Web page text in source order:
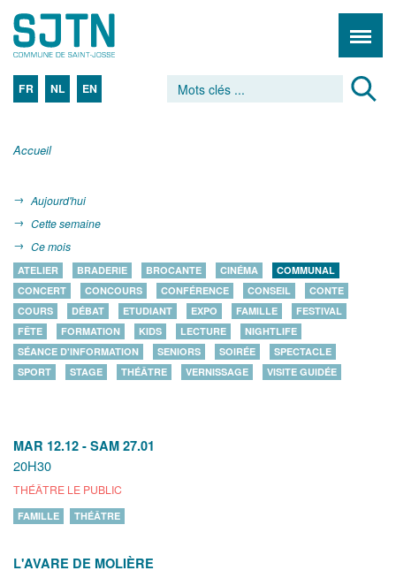
FR NL EN
Accueil
Aujourd'hui
Cette semaine
Ce mois
ATELIER BRADERIE BROCANTE CINÉMA
COMMUNAL
CONCERT
CONCOURS CONFÉRENCE CONSEIL
CONTE
COURS
DÉBAT ETUDIANT EXPO FAMILLE
FESTIVAL
FÊTE
FORMATION KIDS LECTURE
NIGHTLIFE
SÉANCE D'INFORMATION
SENIORS SOIRÉE
SPECTACLE
SPORT
STAGE THÉÂTRE VERNISSAGE VISITE GUIDÉE
MAR 12.12 - SAM 27.01
20H30
THÉÂTRE LE PUBLIC
FAMILLE THÉÂTRE
L'AVARE DE MOLIÈRE